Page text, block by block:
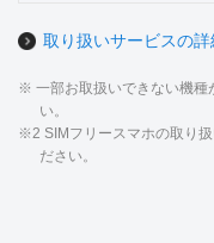
取り扱いサービスの詳
※ 一部お取扱いできない機種
い。
※2 SIMフリースマホの取り
ださい。